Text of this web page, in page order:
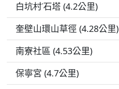
白坑村˙石塔 (4.2公里)
奎壁山環山草徑 (4.28公里)
南寮社區 (4.53公里)
保寧宮 (4.7公里)